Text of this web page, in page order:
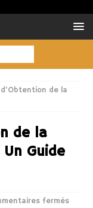
de la
de la
Guide
fermés